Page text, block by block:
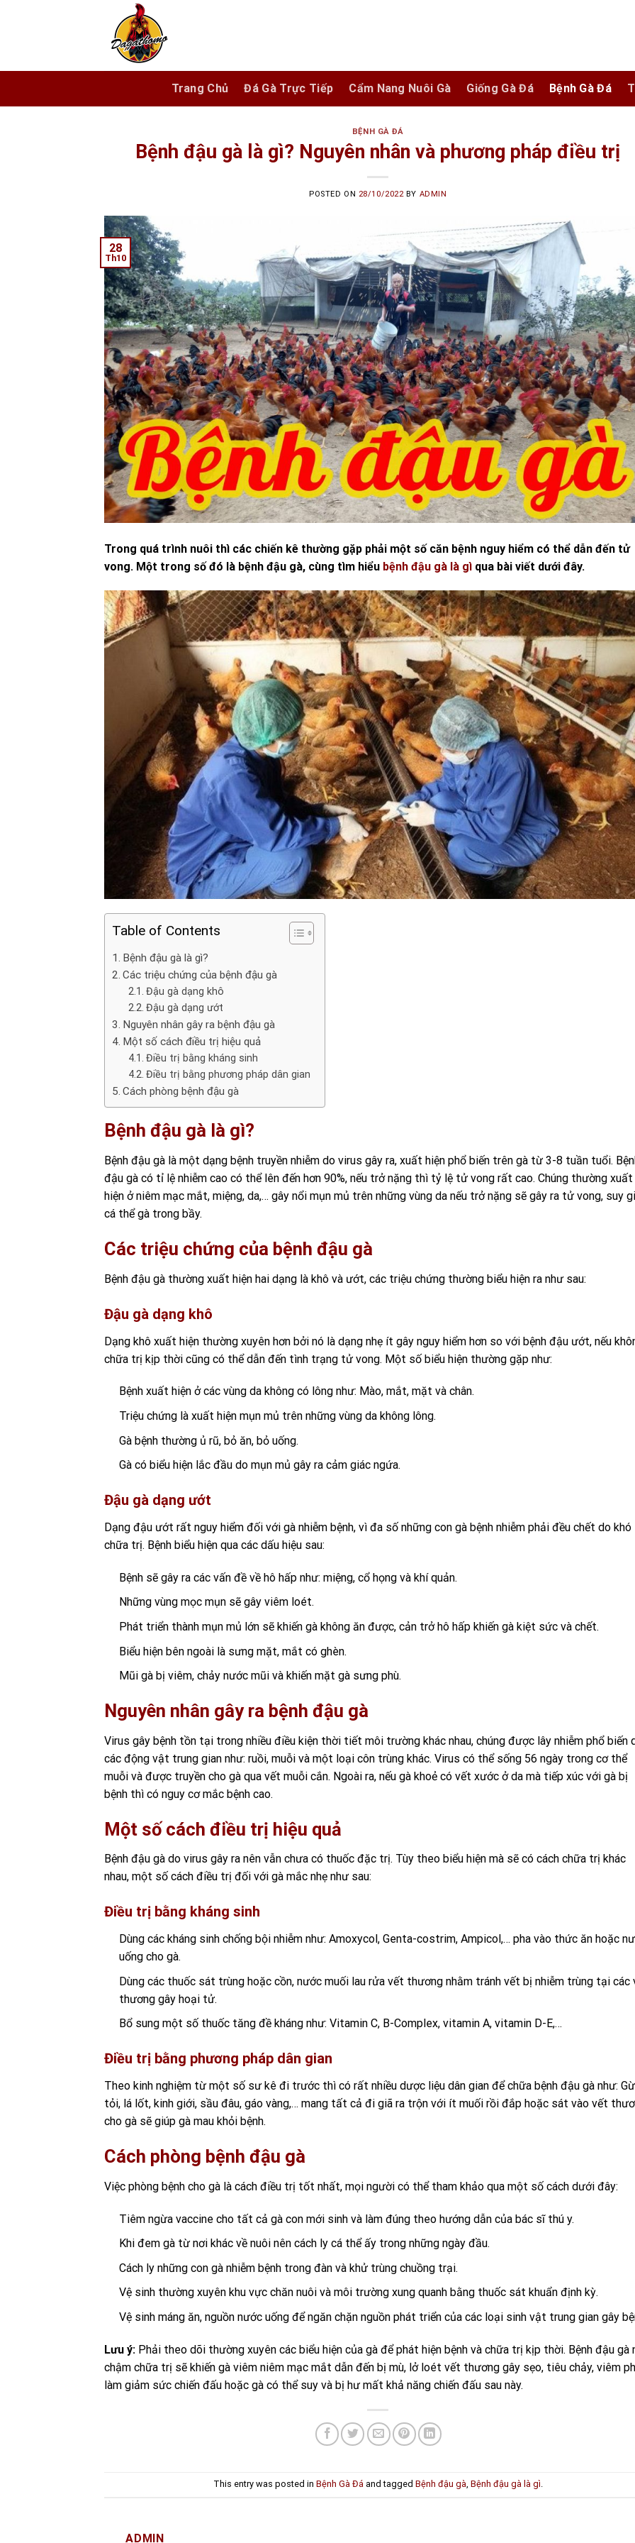
Trang Chủ Đá Gà Trực Tiếp Cẩm Nang Nuôi Gà Giống Gà Đá Bệnh Gà Đá
BỆNH GÀ ĐÁ
Bệnh đậu gà là gì? Nguyên nhân và phương pháp điều trị
POSTED ON 28/10/2022 BY ADMIN
28
Th10
Trong quá trình nuôi thì các chiến kê thường gặp phải một số căn bệnh nguy hiểm có thể dẫn đến tử
vong. Một trong số đó là bệnh đậu gà, cùng tìm hiểu bệnh đậu gà là gì qua bài viết dưới đây.
Table of Contents
Bệnh đậu gà là gì?
Các triệu chứng của bệnh đậu gà
Đậu gà dạng khô
Đậu gà dạng ướt
Nguyên nhân gây ra bệnh đậu gà
Một số cách điều trị hiệu quả
Điều trị bằng kháng sinh
Điều trị bằng phương pháp dân gian
Cách phòng bệnh đậu gà
Bệnh đậu gà là gì?
Bệnh đậu gà là một dạng bệnh truyền nhiễm do virus gây ra, xuất hiện phổ biến trên gà từ 3-8 tuần tuổi.
đậu gà có tỉ lệ nhiễm cao có thể lên đến hơn 90%, nếu trở nặng thì tỷ lệ tử vong rất cao. Chúng thường xuất
hiện ở niêm mạc mắt, miệng, da,… gây nổi mụn mủ trên những vùng da nếu trở nặng sẽ gây ra tử vong, suy
cá thể gà trong bầy.
Các triệu chứng của bệnh đậu gà
Bệnh đậu gà thường xuất hiện hai dạng là khô và ướt, các triệu chứng thường biểu hiện ra như sau:
Đậu gà dạng khô
Dạng khô xuất hiện thường xuyên hơn bởi nó là dạng nhẹ ít gây nguy hiểm hơn so với bệnh đậu ướt, nếu
chữa trị kịp thời cũng có thể dẫn đến tình trạng tử vong. Một số biểu hiện thường gặp như:
Bệnh xuất hiện ở các vùng da không có lông như: Mào, mắt, mặt và chân.
Triệu chứng là xuất hiện mụn mủ trên những vùng da không lông.
Gà bệnh thường ủ rũ, bỏ ăn, bỏ uống.
Gà có biểu hiện lắc đầu do mụn mủ gây ra cảm giác ngứa.
Đậu gà dạng ướt
Dạng đậu ướt rất nguy hiểm đối với gà nhiễm bệnh, vì đa số những con gà bệnh nhiễm phải đều chết do khó
chữa trị. Bệnh biểu hiện qua các dấu hiệu sau:
Bệnh sẽ gây ra các vấn đề về hô hấp như: miệng, cổ họng và khí quản.
Những vùng mọc mụn sẽ gây viêm loét.
Phát triển thành mụn mủ lớn sẽ khiến gà không ăn được, cản trở hô hấp khiến gà kiệt sức và chết.
Biểu hiện bên ngoài là sưng mặt, mắt có ghèn.
Mũi gà bị viêm, chảy nước mũi và khiến mặt gà sưng phù.
Nguyên nhân gây ra bệnh đậu gà
Virus gây bệnh tồn tại trong nhiều điều kiện thời tiết môi trường khác nhau, chúng được lây nhiễm phổ biến
các động vật trung gian như: ruồi, muỗi và một loại côn trùng khác. Virus có thể sống 56 ngày trong cơ thể
muỗi và được truyền cho gà qua vết muỗi cắn. Ngoài ra, nếu gà khoẻ có vết xước ởda mà tiếp xúc với gà bị
bệnh thì có nguy cơ mắc bệnh cao.
Một số cách điều trị hiệu quả
Bệnh đậu gà do virus gây ra nên vẫn chưa có thuốc đặc trị. Tùy theo biểu hiện mà sẽ có cách chữa trị khác
nhau, một số cách điều trị đối với gà mắc nhẹ như sau:
Điều trị bằng kháng sinh
Dùng các kháng sinh chống bội nhiễm như: Amoxycol, Genta-costrim, Ampicol,… pha vào thức ăn hoặc
uống cho gà.
Dùng các thuốc sát trùng hoặc cồn, nước muối lau rửa vết thương nhằm tránh vết bị nhiễm trùng tại các
thương gây hoại tử.
Bổ sung một số thuốc tăng đề kháng như: Vitamin C, B-Complex, vitamin A, vitamin D-E,…
Điều trị bằng phương pháp dân gian
Theo kinh nghiệm từ một số sư kê đi trước thì có rất nhiều dược liệu dân gian để chữa bệnh đậu gà như:
tỏi, lá lốt, kinh giới, sầu đâu, gáo vàng,… mang tất cả đi giã ra trộn với ít muối rồi đắp hoặc sát vào vết
cho gà sẽ giúp gà mau khỏi bệnh.
Cách phòng bệnh đậu gà
Việc phòng bệnh cho gà là cách điều trị tốt nhất, mọi người có thể tham khảo qua một số cách dưới đây:
Tiêm ngừa vaccine cho tất cả gà con mới sinh và làm đúng theo hướng dẫn của bác sĩ thú y.
Khi đem gà từ nơi khác về nuôi nên cách ly cá thể ấy trong những ngày đầu.
Cách ly những con gà nhiễm bệnh trong đàn và khử trùng chuồng trại.
Vệ sinh thường xuyên khu vực chăn nuôi và môi trường xung quanh bằng thuốc sát khuẩn định kỳ.
Vệ sinh máng ăn, nguồn nước uống để ngăn chặn nguồn phát triển của các loại sinh vật trung gian gây
Lưu ý: Phải theo dõi thường xuyên các biểu hiện của gà để phát hiện bệnh và chữa trị kịp thời. Bệnh đậu gà
chậm chữa trị sẽ khiến gà viêm niêm mạc mắt dẫn đến bị mù, lở loét vết thương gây sẹo, tiêu chảy, viêm
làm giảm sức chiến đấu hoặc gà có thể suy và bị hư mất khả năng chiến đấu sau này.
This entry was posted in Bệnh Gà Đáand tagged Bệnh đậu gà, Bệnh đậu gà là gì.
ADMIN